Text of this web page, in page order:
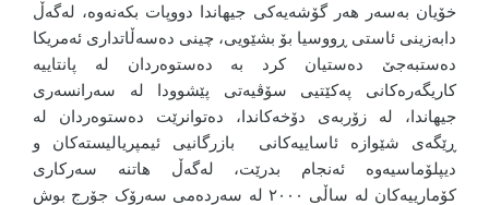
خۆیان بەسەر هەر گۆشەیەکی جیهاندا دووپات بکەنەوە، لەگەڵ
دابەزینى ئاستى ڕووسیا بۆ بشێویی، چینی دەسەڵاتداری ئەمریکا
دەستبەجێ دەستیان کرد بە دەستوەردان لە پانتاییە
کاریگەرەکانی پەکێتیی سۆڤیەتی پێشوودا لە سەرانسەری
جیهاندا، لە زۆربەی دۆخەکاندا، دەتوانرێت دەستوەردان لە
ڕێگەی شێوازە ئاساییەکانی بازرگانیی ئیمپریالیستەکان و
دیپلۆماسیەوە ئەنجام بدرێت، لەگەڵ هاتنە سەرکاری
کۆمارییەکان لە ساڵی ٢٠٠٠ لە سەردەمی سەرۆک جۆرج بوش